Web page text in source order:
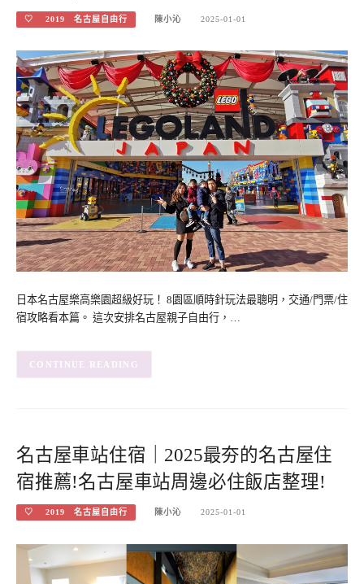
♡ 2019 名古屋自由行 陳小沁 2025-01-01
日本名古屋樂高樂園超級好玩！ 8園區順時針玩法最聰明，交通/門票/住
宿攻略看本篇。 這次安排名古屋親子自由行，…
CONTINUE READING
名古屋車站住宿｜2025最夯的名古屋住
宿推薦!名古屋車站周邊必住飯店整理!
♡ 2019 名古屋自由行 陳小沁 2025-01-01